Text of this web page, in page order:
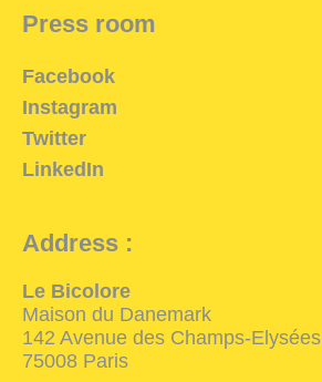
Fr
Press room
Facebook
Instagram
Twitter
LinkedIn
Address :
Le Bicolore
Maison du Danemark
142 Avenue des Champs-Elysées
75008 Paris